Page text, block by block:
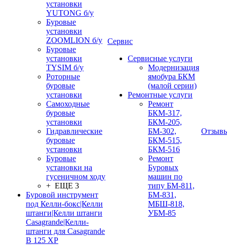
установки
YUTONG б/у
Буровые
установки
ZOOMLION б/у
Буровые
установки
TYSIM б/у
Роторные
буровые
установки
Самоходные
буровые
установки
Гидравлические
буровые
установки
Буровые
установки на
гусеничном ходу
+ ЕЩЕ 3
Буровой инструмент
под Келли-бокс|Келли
штанги|Келли штанги
Casagrande|Келли-
штанги для Casagrande
B 125 XP
Сервис
Сервисные услуги
Модернизация
ямобура БКМ
(малой серии)
Ремонтные услуги
Ремонт
БКМ-317,
БКМ-205,
БМ-302,
БКМ-515,
БКМ-516
Ремонт
Буровых
машин по
типу БМ-811,
БМ-831,
МБШ-818,
УБМ-85